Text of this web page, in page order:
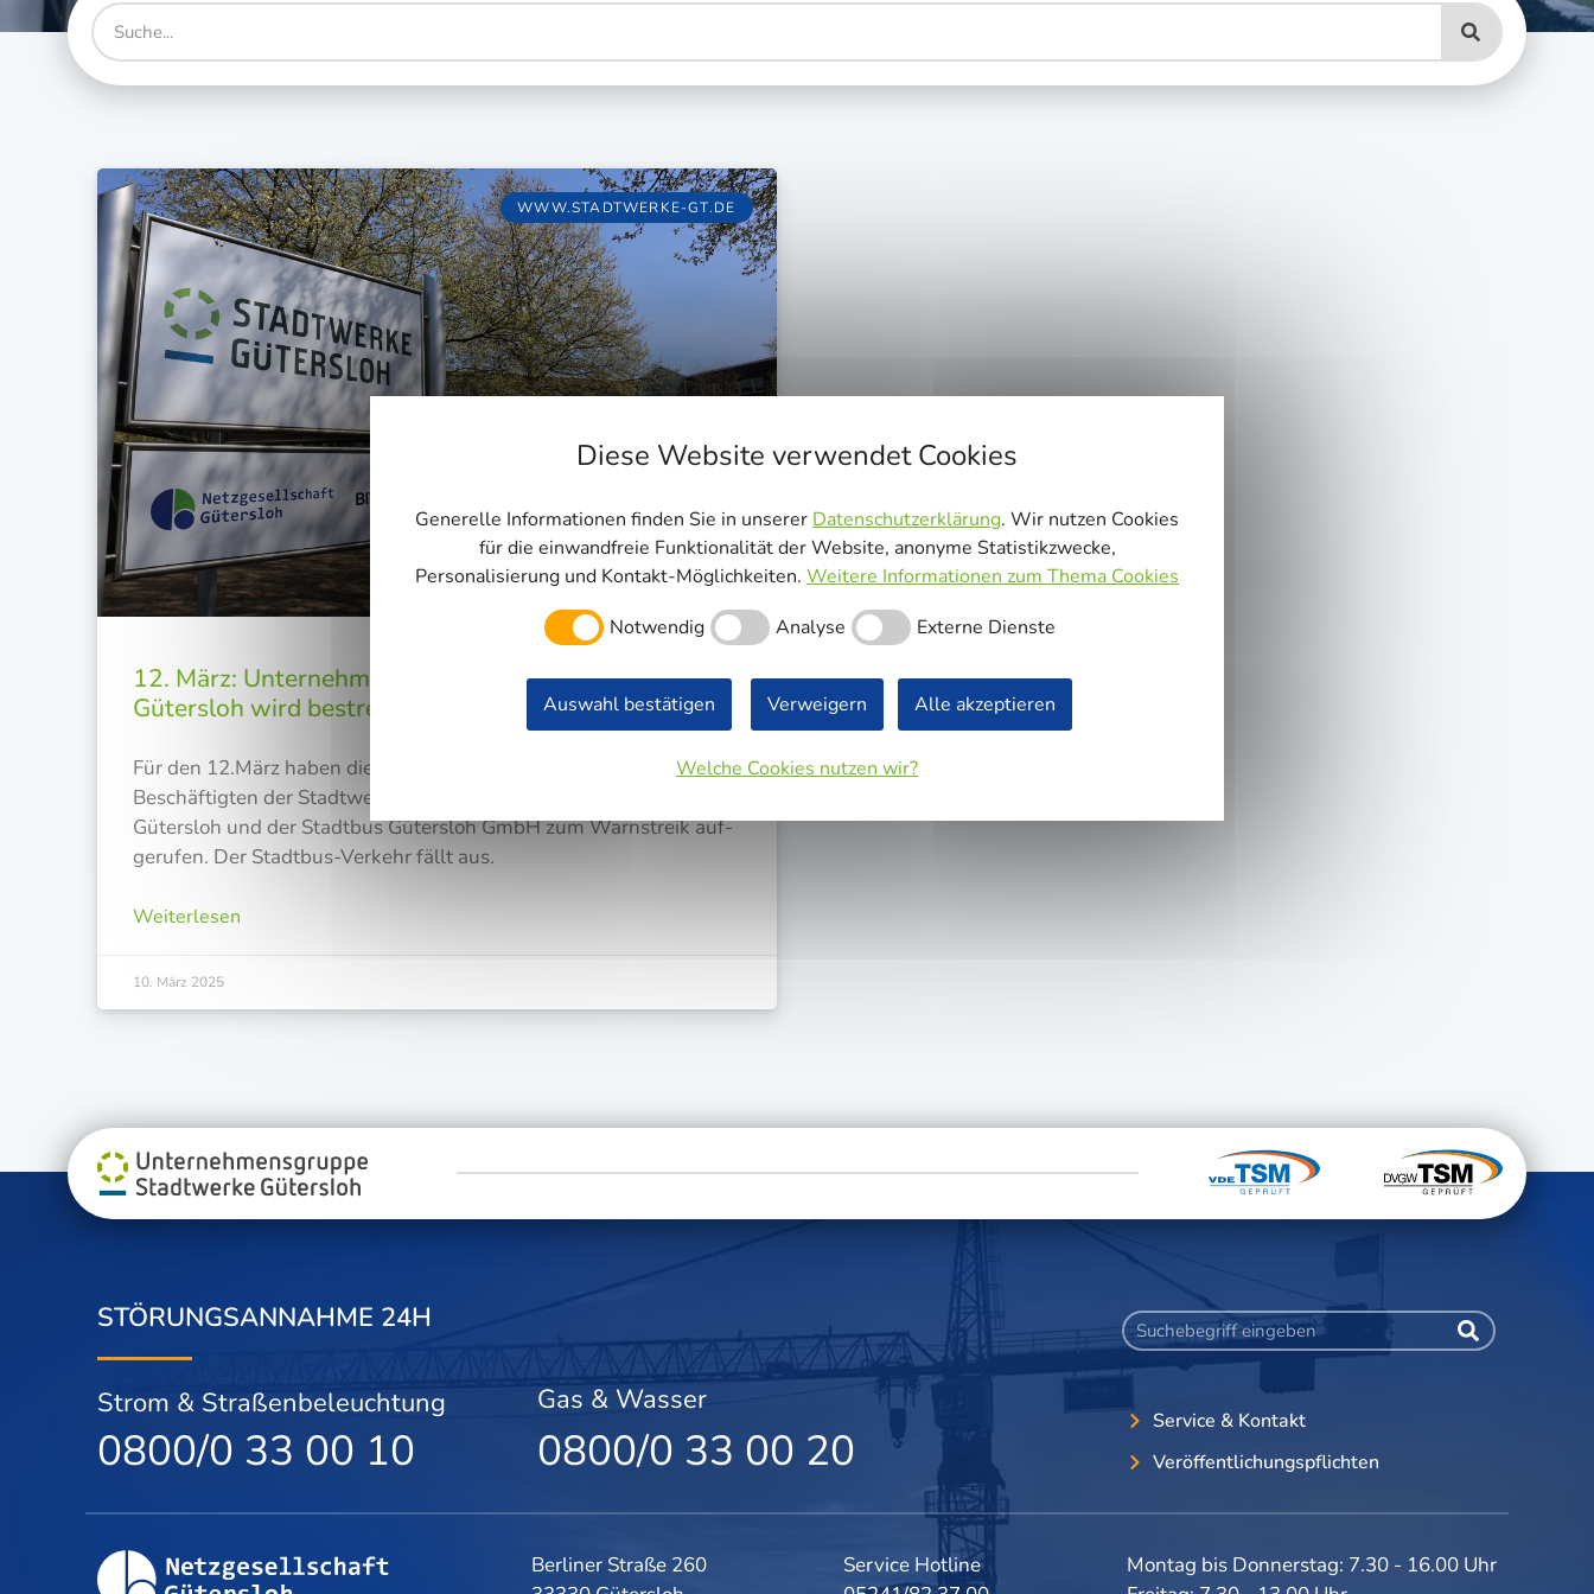
WWW.STADTWERKE-GT.DE
12. März: Unternehmensgruppe Stadtwerke
Gütersloh wird bestreikt
Für den 12.März haben die Gewerk­schaf­ten kom­ba und ver.di die
Beschäf­tig­ten der Stadt­wer­ke Güters­loh, der Netz­ge­sell­schaft
Güters­loh und der Stadt­bus Güters­loh GmbH zum Warn­streik auf­
ge­ru­fen. Der Stadt­bus-Ver­kehr fällt aus.
Weiterlesen
10. März 2025
STÖRUNGSANNAHME 24H
Strom & Straßenbeleuchtung
0800/0 33 00 10
Gas & Wasser
0800/0 33 00 20
Service & Kontakt
Veröffentlichungspflichten
Berliner Straße 260
Service Hotline
Montag bis Donnerstag: 7.30 - 16.00 Uhr
Diese Website verwendet Cookies
Generelle Informationen finden Sie in unserer Datenschutzerklärung. Wir nutzen Cookies
für die einwandfreie Funktionalität der Website, anonyme Statistikzwecke,
Personalisierung und Kontakt-Möglichkeiten. Weitere Informationen zum Thema Cookies
Notwendig
Analyse Externe Dienste
Auswahl bestätigen Verweigern Alle akzeptieren
Welche Cookies nutzen wir?